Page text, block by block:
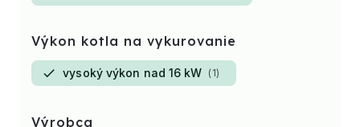
Výkon kotla na vykurovanie
vysoký výkon nad 16 kW 1
Výrobca